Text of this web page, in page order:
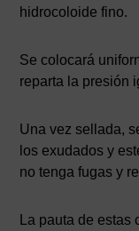
hidrocoloide fino.
Se colocará
reparta la presión
Una vez sellada,
los exudados y
no tenga fugas y
La pauta de